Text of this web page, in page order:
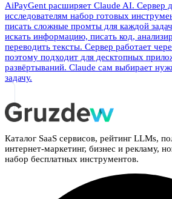
AiPayGent расширяет Claude AI. Сервер
исследователям набор готовых
писать сложные промты для каждой
искать информацию, писать код,
переводить тексты. Сервер работает
поэтому подходит для десктопных
развёртываний. Claude сам выбирает
задачу.
Каталог SaaS сервисов, рейтинг LLMs,
интернет-маркетинг, бизнес и рекламу,
набор бесплатных инструментов.